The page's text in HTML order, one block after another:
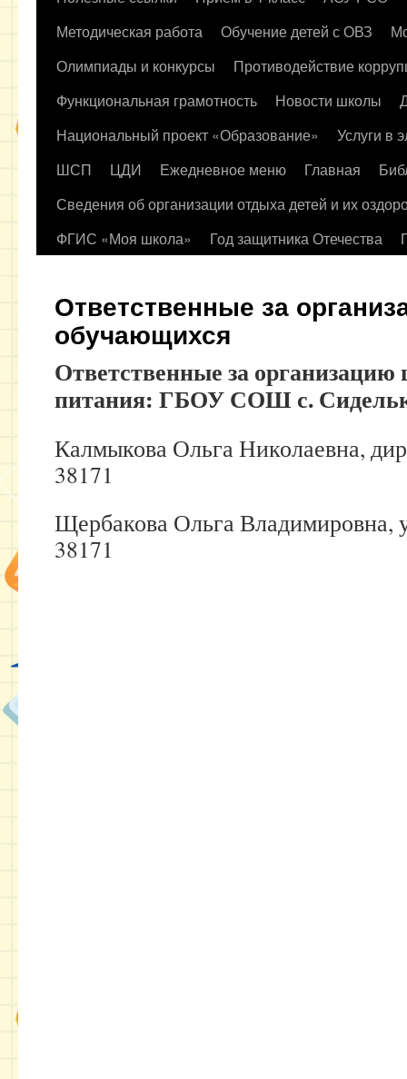
содержимому
Методическая работа
Обучение детей с ОВЗ
Олимпиады и конкурсы
Противодействие
Функциональная грамотность
Новости школы
Национальный проект «Образование»
Услуги в
ШСП
ЦДИ Ежедневное меню Главная
Сведения об организации отдыха детей и их
ФГИС «Моя школа»
Год защитника Отечества
Ответственные за
обучающихся
Ответственные за организацию
питания: ГБОУ СОШ с.
Калмыкова Ольга Николаевна,
38171
Щербакова Ольга Владимировна,
38171